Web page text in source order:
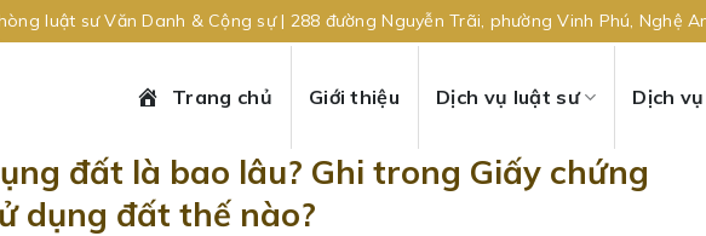
luật sư Văn Danh & Cộng sự | 288 đường Nguyễn Trãi, phường Vinh Phú, Nghệ
Trang chủ Giới thiệu Dịch vụ luật sư Dịch
đất là bao lâu? Ghi trong Giấy chứng
dụng đất thế nào?